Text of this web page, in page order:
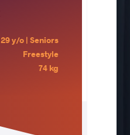
29 y/o | Seniors
Freestyle
74 kg